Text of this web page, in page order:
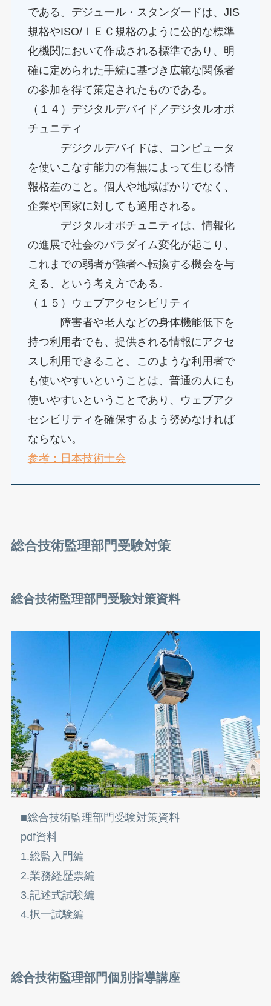
である。デジュール・スタンダードは、JIS
規格やISO/ＩＥＣ規格のように公的な標準
化機関において作成される標準であり、明
確に定められた手続に基づき広範な関係者
の参加を得て策定されたものである。
（１４）デジタルデバイド／デジタルオポ
チュニティ
デジクルデバイドは、コンピュータ
を使いこなす能力の有無によって生じる情
報格差のこと。個人や地域ばかりでなく、
企業や国家に対しても適用される。
デジタルオポチュニティは、情報化
の進展で社会のパラダイム変化が起こり、
これまでの弱者が強者へ転換する機会を与
える、という考え方である。
（１５）ウェブアクセシビリティ
障害者や老人などの身体機能低下を
持つ利用者でも、提供される情報にアクセ
スし利用できること。このような利用者で
も使いやすいということは、普通の人にも
使いやすいということであり、ウェブアク
セシビリティを確保するよう努めなければ
ならない。
参考：日本技術士会
総合技術監理部門受験対策
総合技術監理部門受験対策資料
■総合技術監理部門受験対策資料
pdf資料
1.総監入門編
2.業務経歴票編
3.記述式試験編
4.択一試験編
総合技術監理部門個別指導講座